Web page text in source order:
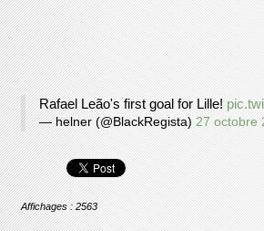
Rafael Leão's first goal for Lille!
— helner (@BlackRegista)27 octobre
Affichages : 2563